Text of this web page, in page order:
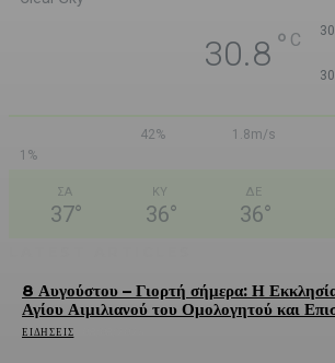
30.8 ° C
42%
1.8m/s
1%
ΣΑ
37°
ΚΥ
36°
ΔΕ
36°
8 Αυγούστου – Γιορτή σήμερα: Η
Αγίου Αιμιλιανού του Ομολογητού και
ΕΙΔΉΣΕΙΣ